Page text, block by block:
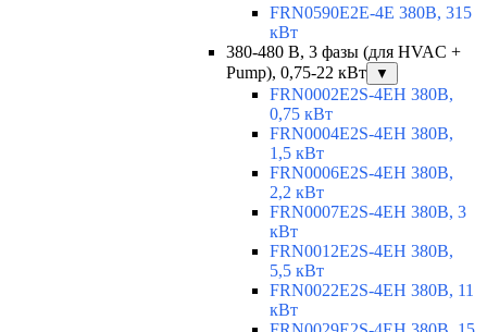
FRN0590E2E-4E 380В, 315
кВт
380-480 В, 3 фазы (для HVAC +
Pump), 0,75-22 кВт
▼
FRN0002E2S-4EH 380В,
0,75 кВт
FRN0004E2S-4EH 380В,
1,5 кВт
FRN0006E2S-4EH 380В,
2,2 кВт
FRN0007E2S-4EH 380В, 3
кВт
FRN0012E2S-4EH 380В,
5,5 кВт
FRN0022E2S-4EH 380В, 11
кВт